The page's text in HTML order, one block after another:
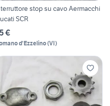
stop su cavo Aermacchi
SCR
€
d'Ezzelino(VI)